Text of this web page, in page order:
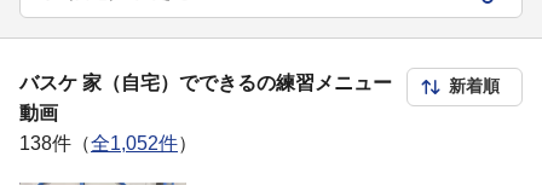
バスケ 家（自宅）でできるの練習メニュー
動画
138件（全1,052件）